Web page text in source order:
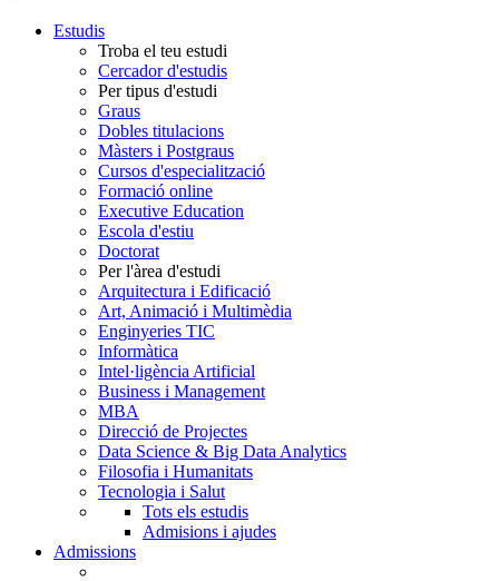
Estudis
Troba el teu estudi
Cercador d'estudis
Per tipus d'estudi
Graus
Dobles titulacions
Màsters i Postgraus
Cursos d'especialització
Formació online
Executive Education
Escola d'estiu
Doctorat
Per l'àrea d'estudi
Arquitectura i Edificació
Art, Animació i Multimèdia
Enginyeries TIC
Informàtica
Intel·ligència Artificial
Business i Management
MBA
Direcció de Projectes
Data Science & Big Data Analytics
Filosofia i Humanitats
Tecnologia i Salut
Tots els estudis
Admisions i ajudes
Admissions